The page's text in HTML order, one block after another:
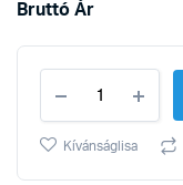
Bruttó Ár
1/2"
15mm
quantity
Kívánságlisa